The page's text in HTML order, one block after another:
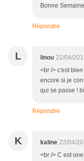
Bonne
Répondre
L linou 22/04/
<br /> c'est
encore si je
qui se passe !
Répondre
K kaline 22/04/
<br /> C est